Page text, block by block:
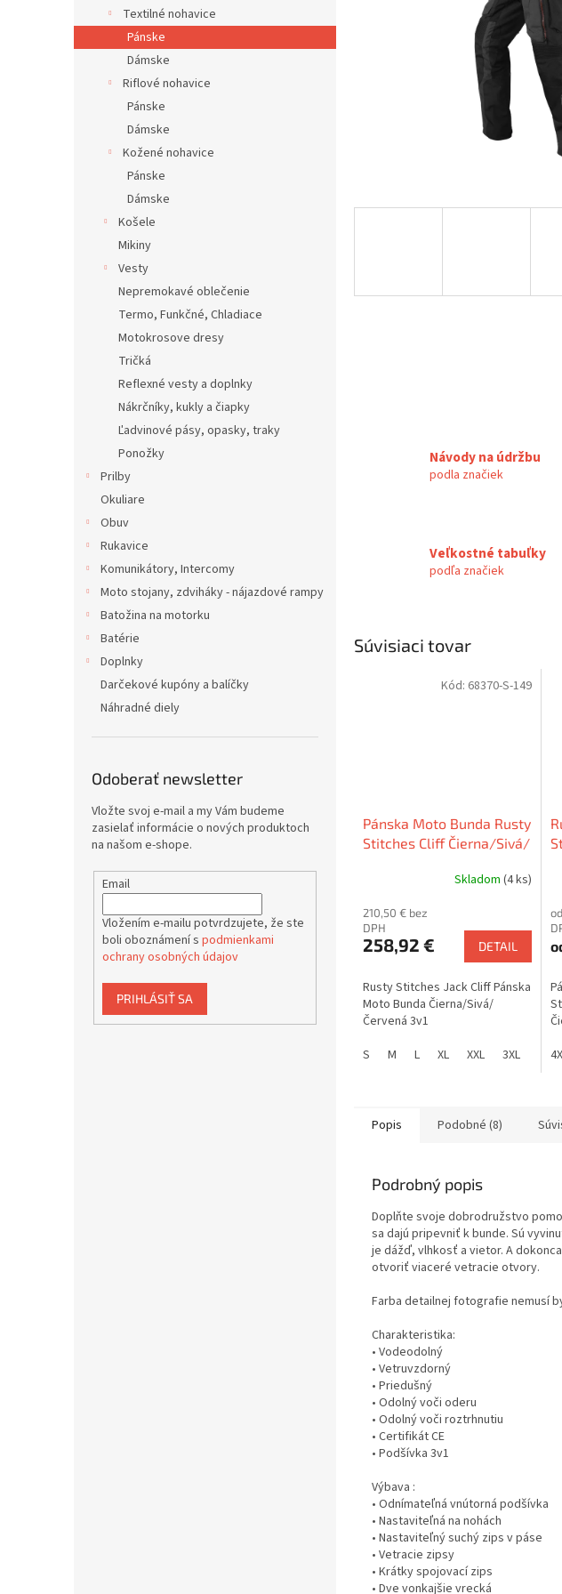
Textilné nohavice
Pánske
Dámske
Riflové nohavice
Pánske
Dámske
Kožené nohavice
Pánske
Dámske
Košele
Mikiny
Vesty
Nepremokavé oblečenie
Termo, Funkčné, Chladiace
Motokrosove dresy
Tričká
Reflexné vesty a doplnky
Nákrčníky, kukly a čiapky
Ľadvinové pásy, opasky, traky
Ponožky
Prilby
Okuliare
Obuv
Rukavice
Komunikátory, Intercomy
Moto stojany, zdviháky - nájazdové rampy
Batožina na motorku
Batérie
Doplnky
Darčekové kupóny a balíčky
Náhradné diely
Odoberať newsletter
Vložte svoj e-mail a my Vám budeme
zasielať informácie o nových produktoch
na našom e-shope.
Email
Vložením e-mailu potvrdzujete, že ste
boli oboznámení s podmienkami
ochrany osobných údajov
PRIHLÁSIŤ SA
Návody na údržbu
podla značiek
Veľkostné tabuľky
podľa značiek
Súvisiaci tovar
Pánska Moto Bunda Rusty
Stitches Cliff Čierna/Sivá/
Skladom (4 ks)
210,50 € bez
DPH
258,92 € DETAIL
Rusty Stitches Jack Cliff Pánska
Moto Bunda Čierna/Sivá/
Červená 3v1
S
M L XL XXL 3XL 4XL
Kód: 68370-S-149
Popis Podobné (8)
Podrobný popis
Doplňte svoje dobrodružstvo
sa dajú pripevniť k bunde. Sú v
je dážď, vlhkosť a vietor. A
otvoriť viaceré vetracie otvory.
Farba detailnej fotografie nemusí
Charakteristika:
• Vodeodolný
• Vetruvzdorný
• Priedušný
• Odolný voči oderu
• Odolný voči roztrhnutiu
• Certifikát CE
• Podšívka 3v1
Výbava :
• Odnímateľná vnútorná podšívka
• Nastaviteľná na nohách
• Nastaviteľný suchý zips v páse
• Vetracie zipsy
• Krátky spojovací zips
• Dve vonkajšie vrecká